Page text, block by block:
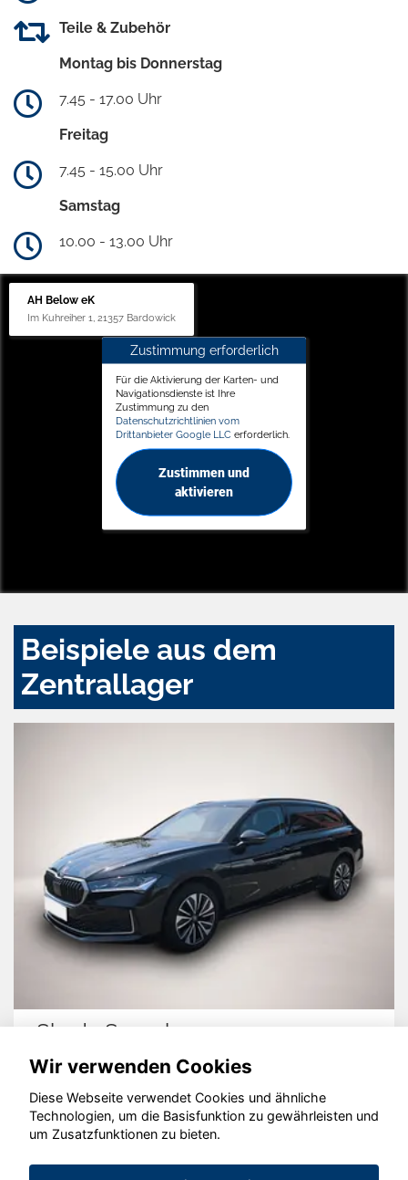
Teile & Zubehör
Montag bis Donnerstag
7.45 - 17.00 Uhr
Freitag
7.45 - 15.00 Uhr
Samstag
10.00 - 13.00 Uhr
AH Below eK
Im Kuhreiher 1, 21357 Bardowick
Zustimmung erforderlich
Für die Aktivierung der Karten- und
Navigationsdienste ist Ihre
Zustimmung zu den
Datenschutzrichtlinien vom
Drittanbieter Google LLC erforderlich.
Zustimmen und
aktivieren
Beispiele aus dem
Zentrallager
Skoda Superb
© konjunkturmotor.de GmbH 2020 - 2026
Wir verwenden Cookies
Diese Webseite verwendet Cookies und ähnliche
Technologien, um die Basisfunktion zu gewährleisten und
um Zusatzfunktionen zu bieten.